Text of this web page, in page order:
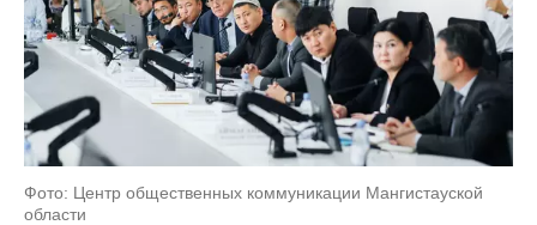
Фото: Центр общественных коммуникации Мангистауской
области